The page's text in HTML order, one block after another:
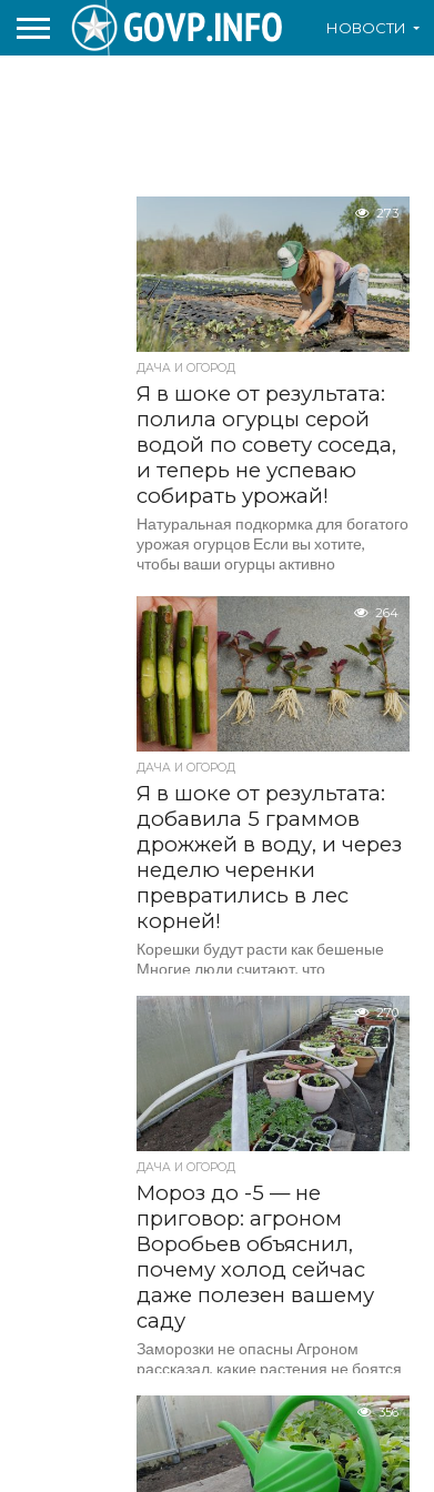
НОВОСТИ
273
ДАЧА И ОГОРОД
Я в шоке от результата:
полила огурцы серой
водой по совету соседа,
и теперь не успеваю
собирать урожай!
Натуральная подкормка для богатого
урожая огурцов Если вы хотите,
чтобы ваши огурцы активно
плодами, достаточно использовать
простую подкормку...
264
ДАЧА И ОГОРОД
Я в шоке от результата:
добавила 5 граммов
дрожжей в воду, и через
неделю черенки
превратились в лес
корней!
Корешки будут расти как бешеные
Многие люди считают, что
лотерея, и тут всё решает лишь
везение. И...
270
ДАЧА И ОГОРОД
Мороз до -5 — не
приговор: агроном
Воробьев объяснил,
почему холод сейчас
даже полезен вашему
саду
Заморозки не опасны Агроном
рассказал, какие растения не боятся
В Подмосковье ожидаются ночные
заморозки до -5...
356